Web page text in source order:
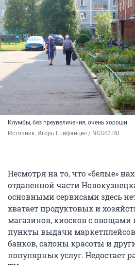
Клумбы, без преувеличения, очень хороши
Источник: Игорь Епифанцев / NGS42.RU
Несмотря на то, что «белые»
отдаленной части
основными сервисами здесь
хватает продуктовых и
магазинов, киосков с овощами
пункты выдачи
банков, салоны красоты и
популярных услуг. Недостает